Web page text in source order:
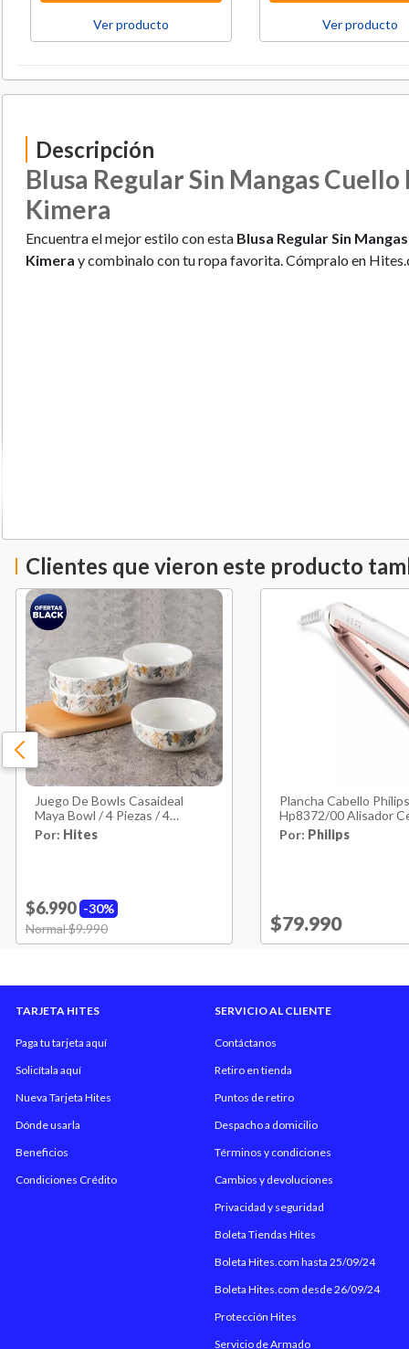
Ver producto Ver producto
Descripción
Blusa Regular Sin Mangas
Kimera
Encuentra el mejor estilo con esta Blusa Regular Sin
Kimera y combinalo con tu ropa favorita. Cómpralo en
Clientes que vieron este producto
Juego De Bowls Casaideal
Maya Bowl / 4 Piezas / 4
Personas
Por: Hites
30%
$6.990
Price reduced from
Normal $9.990
Plancha Cabello Philips
Hp8372/00 Alisador
Ion
Por: Philips
Price reduced
$79.990to
TARJETA HITES
Paga tu tarjeta aquí
Solicítala aquí
Nueva Tarjeta Hites
Dónde usarla
Beneficios
Condiciones Crédito
SERVICIO AL CLIENTE
Contáctanos
Retiro en tienda
Puntos de retiro
Despacho a domicilio
Términos y condiciones
Cambios y devoluciones
Privacidad y seguridad
Boleta Tiendas Hites
Boleta Hites.com hasta 25/09/24
Boleta Hites.com desde 26/09/24
Protección Hites
Servicio de Armado